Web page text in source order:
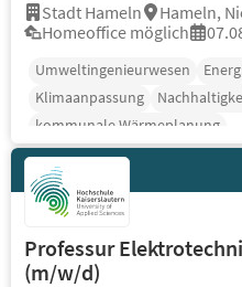
Stadt Hameln
Hameln,
Homeoffice möglich
Umweltingenieurwesen
Klimaanpassung
kommunale Wärmeplanung
Professur
(m/w/d)